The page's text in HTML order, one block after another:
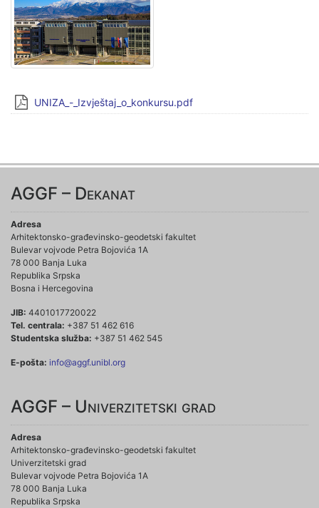
UNIZA_-_Izvještaj_o_konkursu.pdf
AGGF – Dekanat
Adresa
Arhitektonsko-građevinsko-geodetski fakultet
Bulevar vojvode Petra Bojovića 1A
78 000 Banja Luka
Republika Srpska
Bosna i Hercegovina
JIB: 4401017720022
Tel. centrala: +387 51 462 616
Studentska služba: +387 51 462 545
E-pošta: info@aggf.unibl.org
AGGF – Univerzitetski grad
Adresa
Arhitektonsko-građevinsko-geodetski fakultet
Univerzitetski grad
Bulevar vojvode Petra Bojovića 1A
78 000 Banja Luka
Republika Srpska